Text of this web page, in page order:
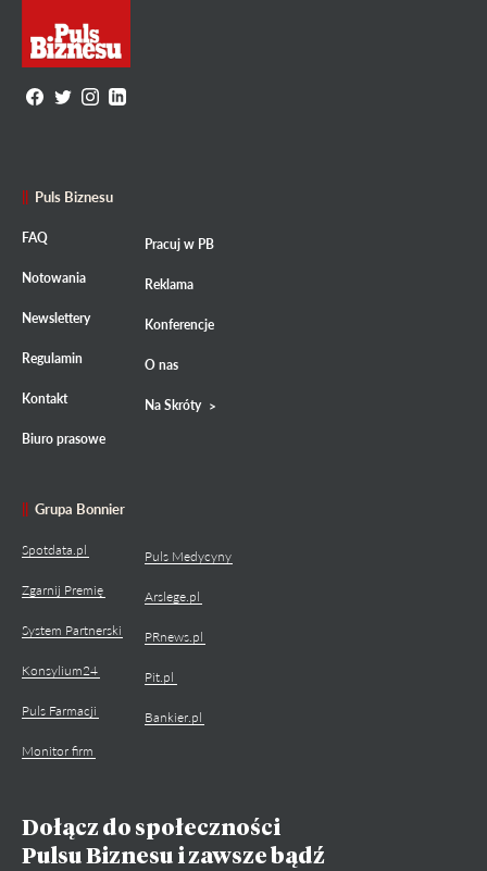
Puls Biznesu
FAQ
Notowania
Newslettery
Regulamin
Kontakt
Biuro prasowe
Pracuj w PB
Reklama
Konferencje
O nas
Na Skróty
Grupa Bonnier
Spotdata.pl
Zgarnij Premię
System Partnerski
Konsylium24
Puls Farmacji
Monitor firm
Puls Medycyny
Arslege.pl
PRnews.pl
Pit.pl
Bankier.pl
Dołącz do społeczności
Pulsu Biznesu i zawsze bądź